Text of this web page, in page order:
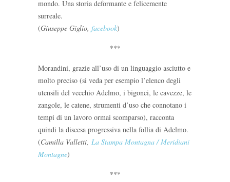
mondo. Una storia deformante e felicemente
surreale.
(Giuseppe Giglio, facebook)
***
Morandini, grazie all’uso di un linguaggio asciutto e
molto preciso (si veda per esempio l’elenco degli
utensili del vecchio Adelmo, i bigonci, le cavezze, le
zangole, le catene, strumenti d’uso che connotano i
tempi di un lavoro ormai scomparso), racconta
quindi la discesa progressiva nella follia di Adelmo.
(Camilla Valletti, La Stampa Montagna / Meridiani
Montagne)
***